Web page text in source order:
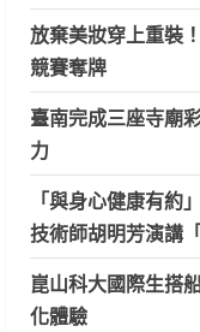
放棄美妝穿上重裝
競賽奪牌
臺南完成三座寺廟
力
「與身心健康有約
技術師胡明芳演講
崑山科大國際生搭
化體驗